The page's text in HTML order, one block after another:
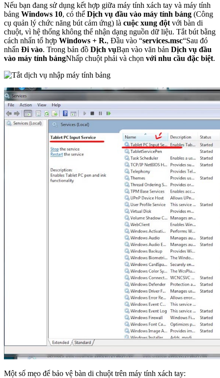
Nếu bạn đang sử dụng kết hợp giữa máy tính xách tay và máy tính
bảng Windows 10, có thể Dịch vụ đầu vào máy tính bảng (Công
cụ quản lý chức năng bút cảm ứng) là cuộc xung đột với bàn di
chuột, vì hệ thống không thể nhận dạng nguồn dữ liệu. Tắt bút bằng
cách nhấn tổ hợp Windows + R., Đầu vào “services.msc“Sau đó
nhấn Đi vào. Trong bản đồ Dịch vụBạn vào văn bản Dịch vụ đầu
vào máy tính bảngNhấp chuột phải và chọn với nhu cầu đặc biệt.
Một số mẹo để bảo vệ bàn di chuột trên máy tính xách tay: